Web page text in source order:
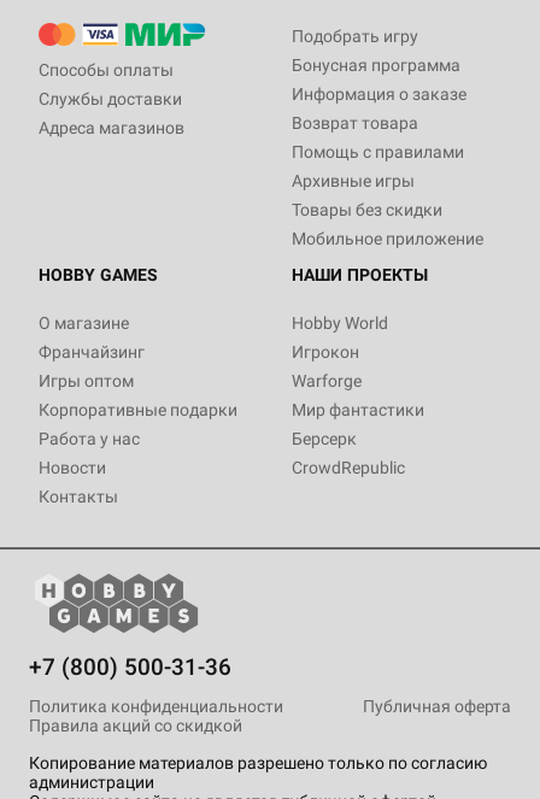
Способы оплаты
Службы доставки
Адреса магазинов
Подобрать игру
Бонусная программа
Информация о заказе
Возврат товара
Помощь с правилами
Архивные игры
Товары без скидки
Мобильное приложение
HOBBY GAMES
О магазине
Франчайзинг
Игры оптом
Корпоративные подарки
Работа у нас
Новости
Контакты
НАШИ ПРОЕКТЫ
Hobby World
Игрокон
Warforge
Мир фантастики
Берсерк
CrowdRepublic
+7 (800) 500-31-36
Копирование материалов разрешено только по согласию
администрации
Политика конфиденциальности
Публичная оферта
Правила акций со скидкой